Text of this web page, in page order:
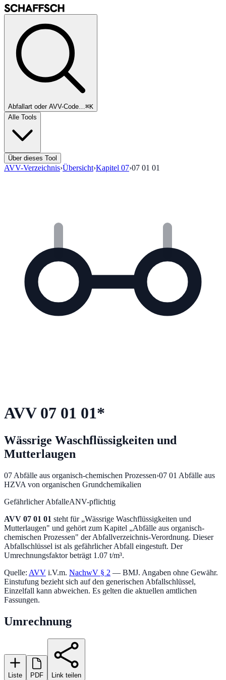
Abfallart oder AVV-Code…⌘K
Alle Tools
Über dieses Tool
AVV-Verzeichnis›Übersicht›Kapitel 07›07 01 01
AVV 07 01 01*
Wässrige Waschflüssigkeiten und
Mutterlaugen
07 Abfälle aus organisch-chemischen Prozessen›07 01 Abfälle aus
HZVA von organischen Grundchemikalien
Gefährlicher AbfalleANV-pflichtig
AVV 07 01 01 steht für „Wässrige Waschflüssigkeiten und
Mutterlaugen" und gehört zum Kapitel „Abfälle aus organisch-
chemischen Prozessen" der Abfallverzeichnis-Verordnung. Dieser
Abfallschlüssel ist als gefährlicher Abfall eingestuft. Der
Umrechnungsfaktor beträgt 1.07 t/m³.
Quelle: AVV i.V.m. NachwV § 2 — BMJ. Angaben ohne Gewähr.
Einstufung bezieht sich auf den generischen Abfallschlüssel,
Einzelfall kann abweichen. Es gelten die aktuellen amtlichen
Fassungen.
Umrechnung
Liste PDF Link teilen